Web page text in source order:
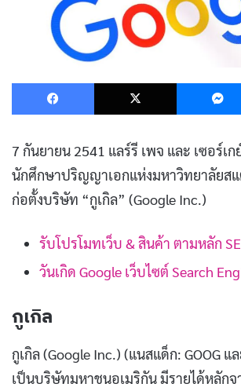
Facebook X
7 กันยายน 2541 แลร์รี เพจ และ เซอร์เ
นักศึกษาปริญญาเอกแห่งมหาวิทยาลัยส
ก่อตั้งบริษัท “กูเกิล” (Google Inc.)
รับโปรโมทเว็บ & สินค้า ตามหลัก
วันเกิด Google เว็บไซต์ Search
กูเกิล
กูเกิล (Google Inc.) (แนสแด็ก: GOOG แล
เป็นบริษัทมหาชนอเมริกัน มีรายได้หลัก